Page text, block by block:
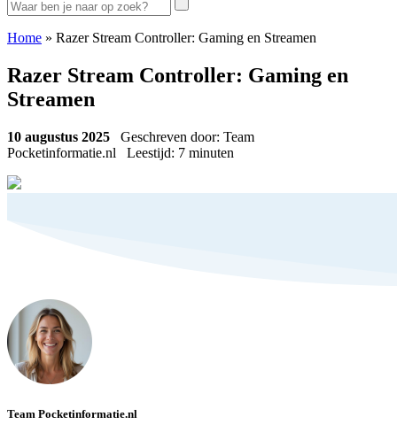
Home » Razer Stream Controller: Gaming en Streamen
Razer Stream Controller: Gaming en
Streamen
10 augustus 2025 Geschreven door: Team
Pocketinformatie.nl Leestijd: 7 minuten
Team Pocketinformatie.nl